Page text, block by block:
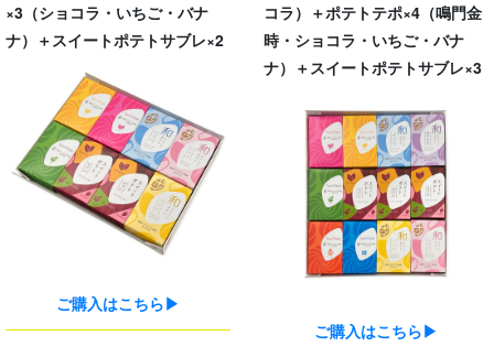
×3（ショコラ・いちご・バナ
ナ）＋スイートポテトサブレ×2
ご購入はこちら▶
コラ）＋ポテトテポ×4（鳴門金
時・ショコラ・いちご・バナ
ナ）＋スイートポテトサブレ×3
ご購入はこちら▶